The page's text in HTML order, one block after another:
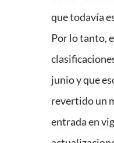
que todavía
Por lo tanto,
junio y que
revertido un
entrada en